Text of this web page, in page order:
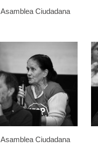
Asamblea Ciudadana
Asamblea Ciudadana